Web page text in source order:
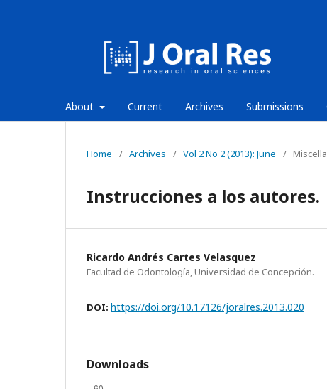
About Current Archives Submissions
Home / Archives / Vol 2 No 2 (2013): June /
Instrucciones a los autores.
Ricardo Andrés Cartes Velasquez
Facultad de Odontología, Universidad de Concepción.
DOI: https://doi.org/10.17126/joralres.2013.020
Downloads